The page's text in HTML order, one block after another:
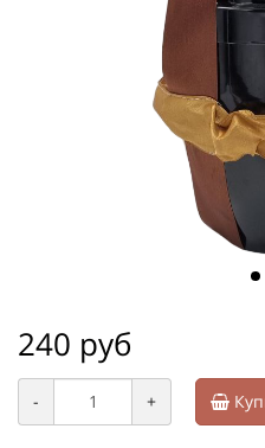
240 руб
- +